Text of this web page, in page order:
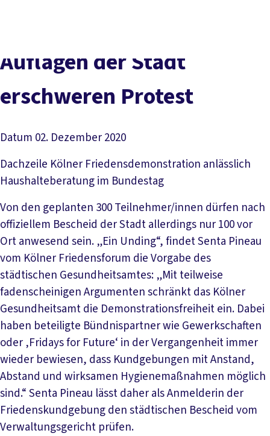
Politik in NRW
Auflagen der Stadt
erschweren Protest
Datum 02. Dezember 2020
Dachzeile Kölner Friedensdemonstration anlässlich
Haushalteberatung im Bundestag
Von den geplanten 300 Teilnehmer/innen dürfen nach
offiziellem Be­scheid der Stadt allerdings nur 100 vor
Ort anwesend sein. „Ein Unding“, findet Senta Pineau
vom Kölner Friedensforum die Vor­gabe des
städtischen Gesund­heitsamtes: „Mit teil­weise
fadenscheinigen Argumenten schränkt das Kölner
Gesundheitsamt die Demonstra­tions­freiheit ein. Dabei
haben be­teiligte Bündnispartner wie Ge­werkschaften
oder ‚Fridays for Future‘ in der Ver­gangen­heit immer
wieder bewiesen, dass Kund­gebungen mit Anstand,
Abstand und wirk­samen Hygiene­maßnahmen möglich
sind.“ Senta Pineau lässt daher als Anmelderin der
Friedens­­kund­gebung den städtischen Bescheid vom
Verwaltungs­gericht prüfen.